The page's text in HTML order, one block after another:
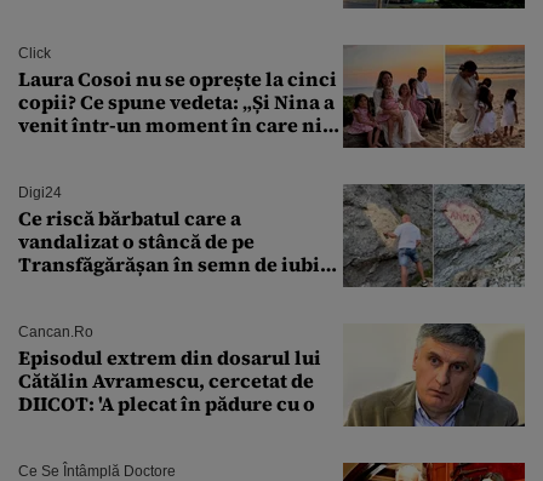
Click
Laura Cosoi nu se oprește la cinci
copii? Ce spune vedeta: „Și Nina a
venit într-un moment în care nici
Digi24
Ce riscă bărbatul care a
vandalizat o stâncă de pe
Transfăgărășan în semn de iubire
Cancan.ro
Episodul extrem din dosarul lui
Cătălin Avramescu, cercetat de
DIICOT: 'A plecat în pădure cu o
Ce Se Întâmplă Doctore